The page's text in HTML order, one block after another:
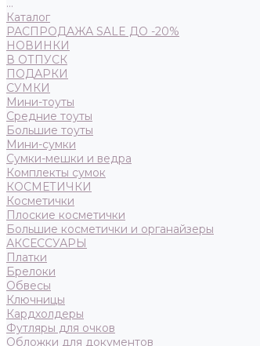
...
Каталог
РАСПРОДАЖА SALE ДО -20%
НОВИНКИ
В ОТПУСК
ПОДАРКИ
СУМКИ
Мини-тоуты
Средние тоуты
Большие тоуты
Мини-сумки
Сумки-мешки и ведра
Комплекты сумок
КОСМЕТИЧКИ
Косметички
Плоские косметички
Большие косметички и органайзеры
АКСЕССУАРЫ
Платки
Брелоки
Обвесы
Ключницы
Кардхолдеры
Футляры для очков
Обложки для документов